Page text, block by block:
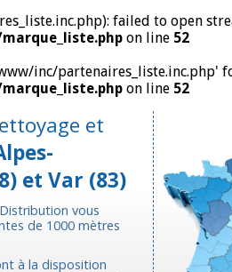
failed to open
on line 52
inc/
on line 52
et
et Var (83)
vous
de 1000 mètres
à la disposition